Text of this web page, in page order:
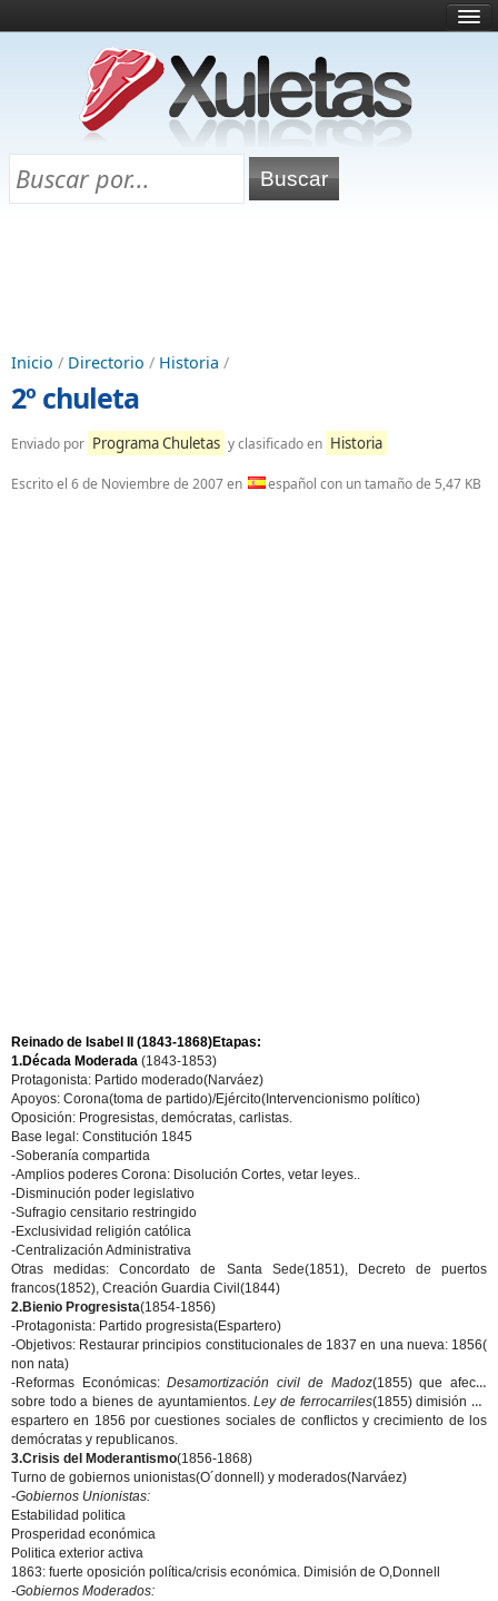
¿Qué es esto?
Directorio
Chuletas para exámenes
Inicio / Directorio / Historia /
2º chuleta
Enviado por Programa Chuletas y clasificado en Historia
Escrito el 6 de Noviembre de 2007en español con un tamaño de 5,47 KB
Reinado de Isabel II (1843-1868)Etapas:
1.Década Moderada (1843-1853)
Protagonista: Partido moderado(Narváez)
Apoyos: Corona(toma de partido)/Ejército(Intervencionismo político)
Oposición: Progresistas, demócratas, carlistas.
Base legal: Constitución 1845
-Soberanía compartida
-Amplios poderes Corona: Disolución Cortes, vetar leyes..
-Disminución poder legislativo
-Sufragio censitario restringido
-Exclusividad religión católica
-Centralización Administrativa
Otras medidas: Concordato de Santa Sede(1851), Decreto de puertos
francos(1852), Creación Guardia Civil(1844)
2.Bienio Progresista(1854-1856)
-Protagonista: Partido progresista(Espartero)
-Objetivos: Restaurar principios constitucionales de 1837 en una nueva: 1856(
non nata)
-Reformas Económicas:Desamortización civil de Madoz(1855) que afecta
sobre todo a bienes de ayuntamientos.Ley de ferrocarriles(1855) dimisión de
espartero en 1856 por cuestiones sociales de conflictos y crecimiento de los
demócratas y republicanos.
3.Crisis del Moderantismo(1856-1868)
Turno de gobiernos unionistas(O´donnell) y moderados(Narváez)
-Gobiernos Unionistas:
Estabilidad politica
Prosperidad económica
Politica exterior activa
1863: fuerte oposición política/crisis económica. Dimisión de O,Donnell
-Gobiernos Moderados: